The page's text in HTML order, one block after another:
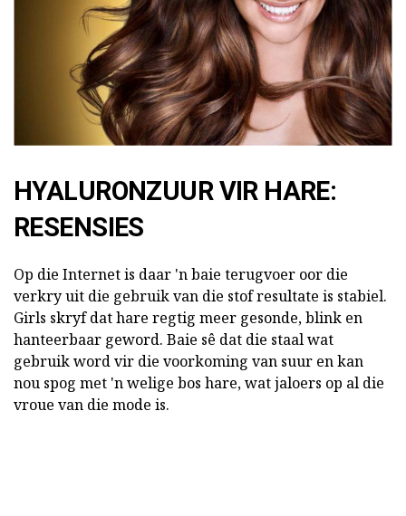
HYALURONZUUR VIR HARE:
RESENSIES
Op die Internet is daar 'n baie terugvoer oor die
verkry uit die gebruik van die stof resultate is stabiel.
Girls skryf dat hare regtig meer gesonde, blink en
hanteerbaar geword. Baie sê dat die staal wat
gebruik word vir die voorkoming van suur en kan
nou spog met 'n welige bos hare, wat jaloers op al die
vroue van die mode is.